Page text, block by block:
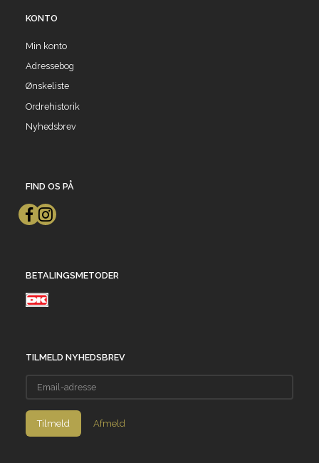
KONTO
Min konto
Adressebog
Ønskeliste
Ordrehistorik
Nyhedsbrev
FIND OS PÅ
BETALINGSMETODER
TILMELD NYHEDSBREV
adresse
Tilmeld Afmeld